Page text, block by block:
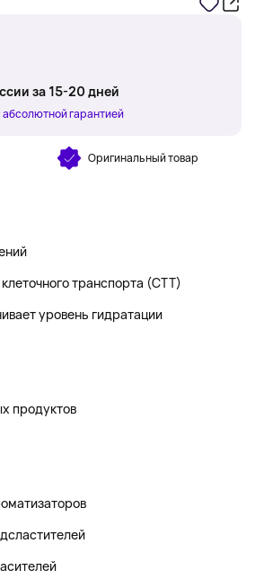
за 15-20 дней
абсолютной гарантией
Оригинальный товар
транспорта (СТТ)
уровень гидратации
продуктов